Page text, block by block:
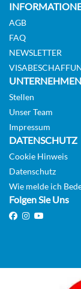
AGB
FAQ
NEWSLETTER
UNTERNEHMEN
Stellen
Unser Team
Impressum
DATENSCHUTZ
Cookie Hinweis
Datenschutz
Wie melde ich
Folgen Sie Uns